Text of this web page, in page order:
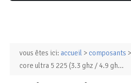
Ordinateurs &
vous êtes ici: accueil > composants >
core ultra 5 225 (3.3 ghz / 4.9 gh...